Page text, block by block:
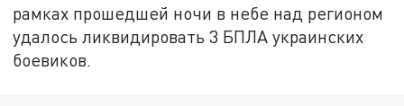
рамках прошедшей ночи в небе над регионом
удалось ликвидировать 3 БПЛА украинских
боевиков.